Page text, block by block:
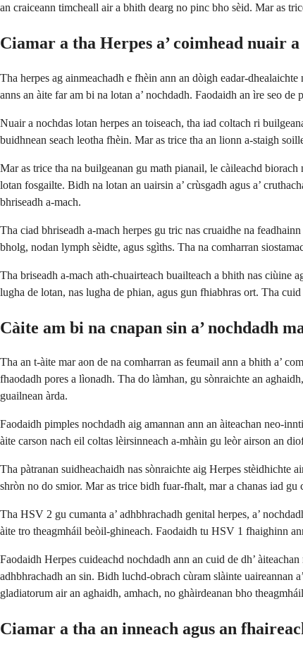
an craiceann timcheall air a bhith dearg no pinc bho sèid. Mar as
Ciamar a tha Herpes a’ coimhead nuair a
Tha herpes ag ainmeachadh e fhèin ann an dòigh eadar-
anns an àite far am bi na lotan a’ nochdadh. Faodaidh an ìre seo
Nuair a nochdas lotan herpes an toiseach, tha iad coltach ri
buidhnean seach leotha fhèin. Mar as trice tha an lionn a-staigh
Mar as trice tha na builgeanan gu math pianail, le càileachd
lotan fosgailte. Bidh na lotan an uairsin a’ crùsgadh agus a’
bhriseadh a-mach.
Tha ciad bhriseadh a-mach herpes gu tric nas cruaidhe na
bholg, nodan lymph sèidte, agus sgìths. Tha na comharran
Tha briseadh a-mach ath-chuairteach buailteach a bhith nas ciùine
lugha de lotan, nas lugha de phian, agus gun fhiabhras ort. Tha
Càite am bi na cnapan sin a’ nochdadh
Tha an t-àite mar aon de na comharran as feumail ann a bhith a’
fhaodadh pores a lìonadh. Tha do làmhan, gu sònraichte an
guailnean àrda.
Faodaidh pimples nochdadh aig amannan ann an àiteachan neo-
àite carson nach eil coltas lèirsinneach a-mhàin gu leòr airson an
Tha pàtranan suidheachaidh nas sònraichte aig Herpes stèidhichte
shròn no do smior. Mar as trice bidh fuar-fhalt, mar a chanas iad gu
Tha HSV 2 gu cumanta a’ adhbhrachadh genital herpes, a’
àite tro theagmháil beòil-ghineach. Faodaidh tu HSV 1 fhaighinn
Faodaidh Herpes cuideachd nochdadh ann an cuid de dh’
adhbhrachadh an sin. Bidh luchd-obrach cùram slàinte uaireannan
gladiatorum air an aghaidh, amhach, no ghàirdeanan bho
Ciamar a tha an inneach agus an